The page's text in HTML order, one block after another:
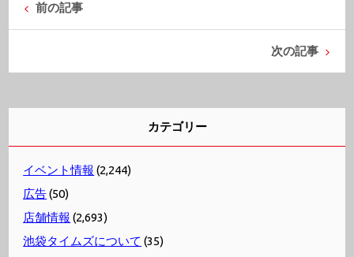
前の記事
次の記事
カテゴリー
イベント情報 (2,244)
広告(50)
店舗情報 (2,693)
池袋タイムズについて (35)